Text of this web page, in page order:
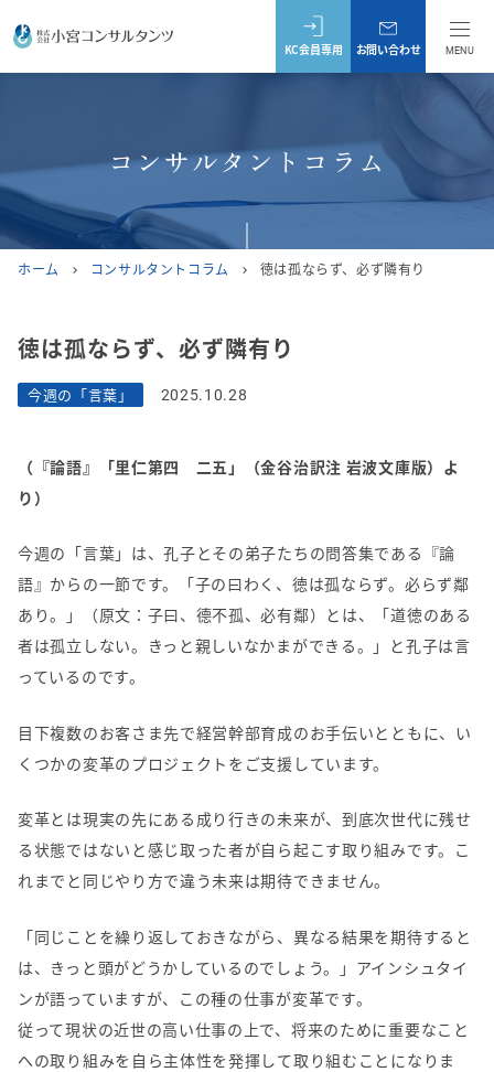
MENU
KC会員専用 お問い合わせ
コンサルタントコラム
ホーム chevron_right コンサルタントコラム chevron_right 徳は孤ならず、必ず隣有り
徳は孤ならず、必ず隣有り
今週の「言葉」 2025.10.28
（『論語』「里仁第四 二五」（金谷治訳注 岩波文庫版）よ
り）
今週の「言葉」は、孔子とその弟子たちの問答集である『論
語』からの一節です。「子の曰わく、徳は孤ならず。必らず鄰
あり。」（原文：子曰、德不孤、必有鄰）とは、「道徳のある
者は孤立しない。きっと親しいなかまができる。」と孔子は言
っているのです。
目下複数のお客さま先で経営幹部育成のお手伝いとともに、い
くつかの変革のプロジェクトをご支援しています。
変革とは現実の先にある成り行きの未来が、到底次世代に残せ
る状態ではないと感じ取った者が自ら起こす取り組みです。こ
れまでと同じやり方で違う未来は期待できません。
「同じことを繰り返しておきながら、異なる結果を期待すると
は、きっと頭がどうかしているのでしょう。」アインシュタイ
ンが語っていますが、この種の仕事が変革です。
従って現状の近世の高い仕事の上で、将来のために重要なこと
への取り組みを自ら主体性を発揮して取り組むことになりま